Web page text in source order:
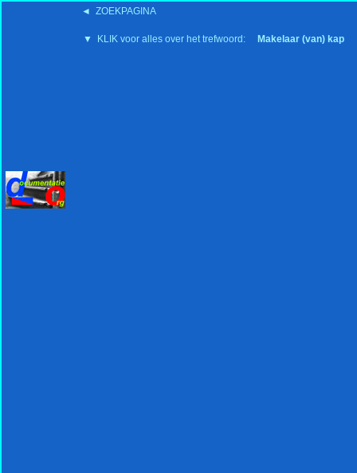
◄ ZOEKPAGINA
▼ KLIK voor alles over het trefwoord: Makelaar (van) kap
'15:19 19-2-2008